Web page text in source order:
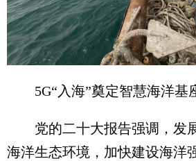
5G“入海”奠定智慧海洋基
党的二十大报告强调，发
海洋生态环境，加快建设海洋